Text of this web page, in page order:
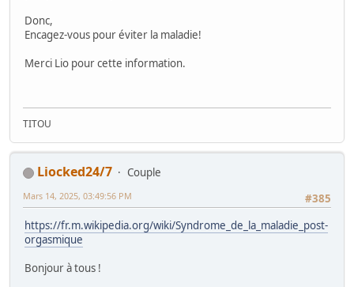
Donc,
Encagez-vous pour éviter la maladie!
Merci Lio pour cette information.
TITOU
Liocked24/7
Couple
#385
Mars 14, 2025, 03:49:56 PM
https://fr.m.wikipedia.org/wiki/Syndrome_de_la_maladie_post-
orgasmique
Bonjour à tous !